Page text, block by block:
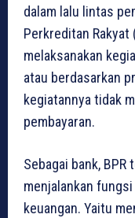
dalam lalu lintas
Perkreditan Rakyat
melaksanakan
atau berdasarkan
kegiatannya tidak
pembayaran.
Sebagai bank,
menjalankan
keuangan. Yaitu